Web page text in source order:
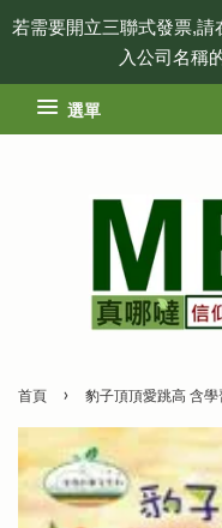
若需要開立三聯式發票,
入公司名稱
選單
首頁 › 豹子頂頂愛跳高 含